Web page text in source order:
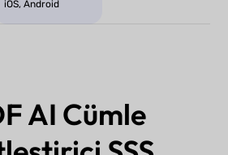
iOS, Android
AI Cümle